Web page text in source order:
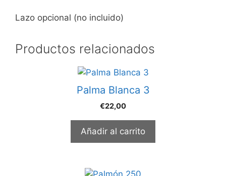
Lazo opcional (no incluido)
Productos relacionados
Palma Blanca 3
€22,00
Añadir al carrito